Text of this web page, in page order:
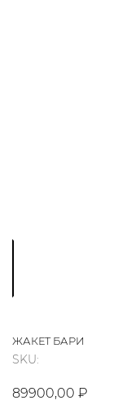
ЖАКЕТ БАРИ
SKU:
89900,00 ₽